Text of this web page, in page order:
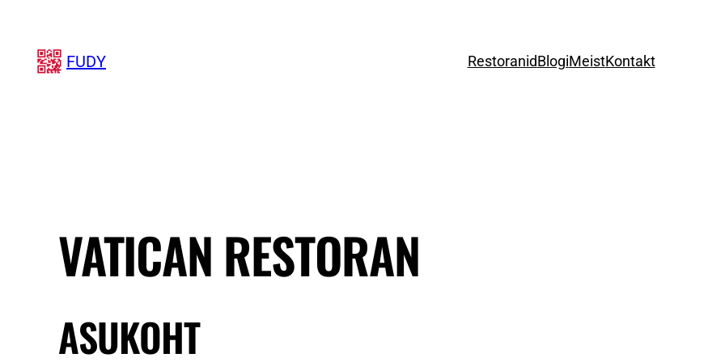
juurde
FUDY RestoranidBlogiMeistKontakt
VATICAN RESTORAN
ASUKOHT